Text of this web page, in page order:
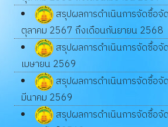
สรุปผลการดำเนินการจัดซื้อจั
ตุลาคม 2567 ถึงเดือนกันยายน 2568
สรุปผลการดำเนินการจัดซื้อจั
เมษายน 2569
สรุปผลการดำเนินการจัดซื้อจั
มีนาคม 2569
สรุปผลการดำเนินการจัดซื้อจั